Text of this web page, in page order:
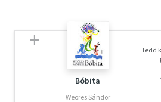
Bóbita
Weöres Sándor
Tedd